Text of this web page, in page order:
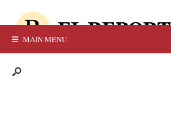
MAIN MENU